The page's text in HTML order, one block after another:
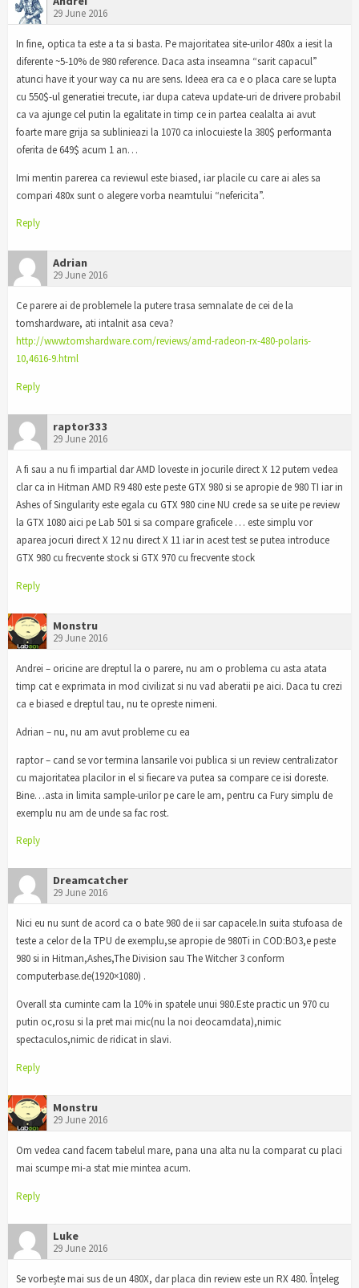
29 June 2016
In fine, optica ta este a ta si basta. Pe majoritatea site-urilor 480x a iesit la
diferente ~5-10% de 980 reference. Daca asta inseamna “sarit capacul”
atunci have it your way ca nu are sens. Ideea era ca e o placa care se lupta
cu 550$-ul generatiei trecute, iar dupa cateva update-uri de drivere probabil
ca va ajunge cel putin la egalitate in timp ce in partea cealalta ai avut
foarte mare grija sa sublinieazi la 1070 ca inlocuieste la 380$ performanta
oferita de 649$ acum 1 an…
Imi mentin parerea ca reviewul este biased, iar placile cu care ai ales sa
compari 480x sunt o alegere vorba neamtului “nefericita”.
Reply
Adrian
29 June 2016
Ce parere ai de problemele la putere trasa semnalate de cei de la
tomshardware, ati intalnit asa ceva?
http://www.tomshardware.com/reviews/amd-radeon-rx-480-polaris-
10,4616-9.html
Reply
raptor333
29 June 2016
A fi sau a nu fi impartial dar AMD loveste in jocurile direct X 12 putem vedea
clar ca in Hitman AMD R9 480 este peste GTX 980 si se apropie de 980 TI iar in
Ashes of Singularity este egala cu GTX 980 cine NU crede sa se uite pe review
la GTX 1080 aici pe Lab 501 si sa compare graficele … este simplu vor
aparea jocuri direct X 12 nu direct X 11 iar in acest test se putea introduce
GTX 980 cu frecvente stock si GTX 970 cu frecvente stock
Reply
Monstru
29 June 2016
Andrei – oricine are dreptul la o parere, nu am o problema cu asta atata
timp cat e exprimata in mod civilizat si nu vad aberatii pe aici. Daca tu crezi
ca e biased e dreptul tau, nu te opreste nimeni.
Adrian – nu, nu am avut probleme cu ea
raptor – cand se vor termina lansarile voi publica si un review centralizator
cu majoritatea placilor in el si fiecare va putea sa compare ce isi doreste.
Bine…asta in limita sample-urilor pe care le am, pentru ca Fury simplu de
exemplu nu am de unde sa fac rost.
Reply
Dreamcatcher
29 June 2016
Nici eu nu sunt de acord ca o bate 980 de ii sar capacele.In suita stufoasa de
teste a celor de la TPU de exemplu,se apropie de 980Ti in COD:BO3,e peste
980 si in Hitman,Ashes,The Division sau The Witcher 3 conform
computerbase.de(1920×1080) .
Overall sta cuminte cam la 10% in spatele unui 980.Este practic un 970 cu
putin oc,rosu si la pret mai mic(nu la noi deocamdata),nimic
spectaculos,nimic de ridicat in slavi.
Reply
Monstru
29 June 2016
Om vedea cand facem tabelul mare, pana una alta nu la comparat cu placi
mai scumpe mi-a stat mie mintea acum.
Reply
Luke
29 June 2016
Se vorbește mai sus de un 480X, dar placa din review este un RX 480. Înțeleg